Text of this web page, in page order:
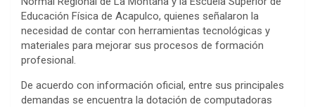
Educación Física de Acapulco, quienes señalaron la
necesidad de contar con herramientas tecnológicas y
materiales para mejorar sus procesos de formación
profesional.
De acuerdo con información oficial, entre sus principales
demandas se encuentra la dotación de computadoras